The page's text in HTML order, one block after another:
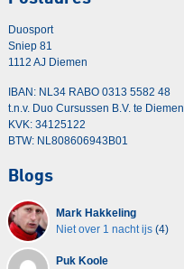
Duosport
Sniep 81
1112 AJ Diemen
IBAN: NL34 RABO 0313 5582 48
t.n.v. Duo Cursussen B.V. te Diemen
KVK: 34125122
BTW: NL808606943B01
Blogs
Mark Hakkeling
Niet over 1 nacht ijs(4)
Puk Koole